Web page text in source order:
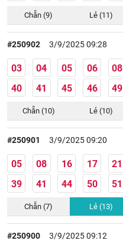
Chẵn (9) Lẻ (11)
#250902 3/9/2025 09:28
03 04 05 06 08
40
41 45 46 49
Chẵn (10) Lẻ (10)
#250901 3/9/2025 09:20
05 08 16 17 21
39
41 44 50 51
Chẵn (7) Lẻ (13)
#250900 3/9/2025 09:12